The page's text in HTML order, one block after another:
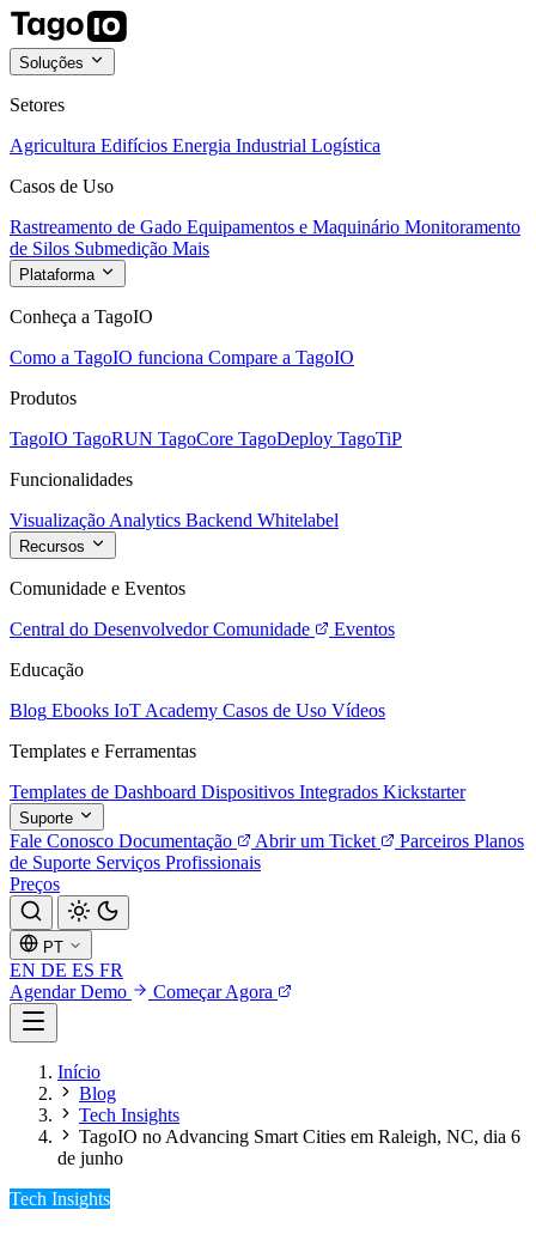
Soluções
Setores
Agricultura Edifícios Energia Industrial Logística
Casos de Uso
Rastreamento de Gado Equipamentos e Maquinário Monitoramento
de Silos Submedição Mais
Plataforma
Conheça a TagoIO
Como a TagoIO funciona Compare a TagoIO
Produtos
TagoIO TagoRUN TagoCore TagoDeploy TagoTiP
Funcionalidades
Visualização Analytics Backend Whitelabel
Recursos
Comunidade e Eventos
Central do Desenvolvedor Comunidade
Eventos
Educação
Blog Ebooks IoT Academy Casos de Uso Vídeos
Templates e Ferramentas
Templates de Dashboard Dispositivos Integrados Kickstarter
Suporte
Fale Conosco Documentação Abrir um Ticket Parceiros Planos
de Suporte Serviços Profissionais
Preços
PT
EN DE ES FR
Agendar Demo
Começar Agora
Início
Blog
Tech Insights
TagoIO no Advancing Smart Cities em Raleigh, NC, dia 6
de junho
Tech Insights